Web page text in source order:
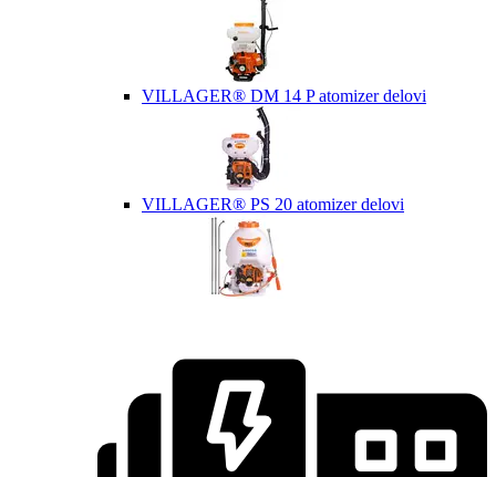
VILLAGER® DM 14 P atomizer delovi
VILLAGER® PS 20 atomizer delovi